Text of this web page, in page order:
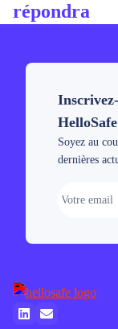
répondra
HelloSafe
Soyez au
dernières